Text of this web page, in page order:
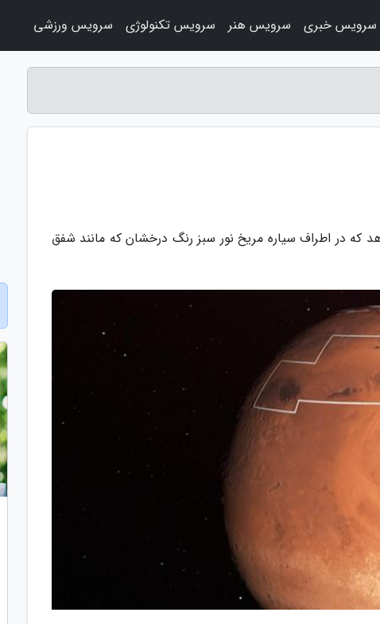
که در اطراف سیاره مریخ نور سبز رنگ درخشان که مانند شفق
سرویس خبری سرویس هنر سرویس تکنولوژی سرویس ورزشی